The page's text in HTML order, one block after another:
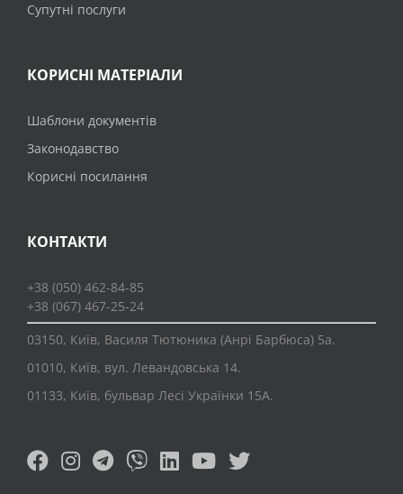
Супутні послуги
КОРИСНІ МАТЕРІАЛИ
Шаблони документів
Законодавство
Корисні посилання
КОНТАКТИ
+38 (050) 462-84-85
+38 (067) 467-25-24
03150, Київ, Василя Тютюника (Анрі Барбюса) 5а.
01010, Київ, вул. Левандовська 14.
01133, Київ, бульвар Лесі Українки 15А.